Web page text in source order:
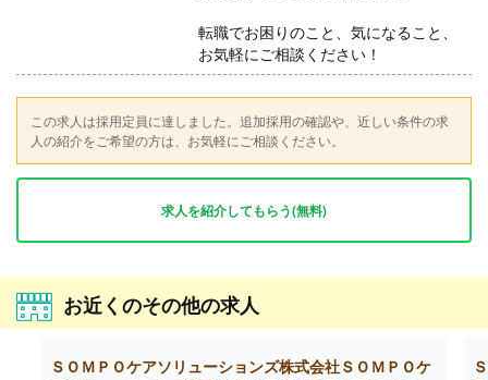
転職でお困りのこと、気になること、
お気軽にご相談ください！
この求人は採用定員に達しました。追加採用の確認や、近しい条件の求
人の紹介をご希望の方は、お気軽にご相談ください。
求人を紹介してもらう(無料)
お近くのその他の求人
ＳＯＭＰＯケアソリューションズ株式会社ＳＯＭＰＯケ